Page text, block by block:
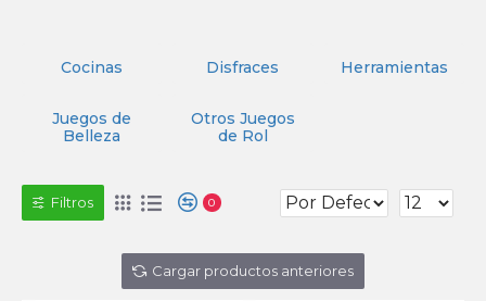
Cocinas Disfraces Herramientas
Juegos de
Belleza
Otros Juegos
de Rol
Filtros 0
Cargar productos anteriores